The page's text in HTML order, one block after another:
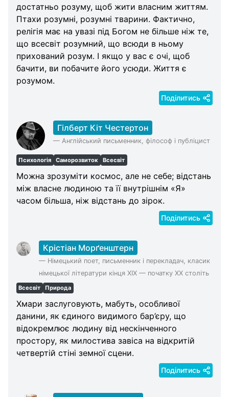
достатньо розуму, щоб жити власним життям.
Птахи розумні, розумні тварини. Фактично,
релігія має на увазі під Богом не більше ніж те,
що всесвіт розумний, що всюди в ньому
прихований розум. І якщо у вас є очі, щоб
бачити, ви побачите його усюди. Життя є
розумом.
Поділитись
Гілберт Кіт Честертон
— Англійський письменник, філософ і публіцист
Психологія Саморозвиток Всесвіт
Можна зрозуміти космос, але не себе; відстань
між власне людиною та її внутрішнім «Я»
часом більша, ніж відстань до зірок.
Поділитись
Крістіан Морґенштерн
— Німецький поет, письменник і перекладач, класик
німецької літератури кінця XIX — початку XX століть
Всесвіт Природа
Хмари заслуговують, мабуть, особливої
данини, як єдиного видимого бар’єру, що
відокремлює людину від нескінченного
простору, як милостива завіса на відкритій
четвертій стіні земної сцени.
Поділитись